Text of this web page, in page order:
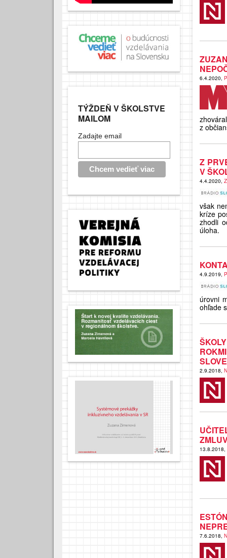
TÝŽDEŇ V ŠKOLSTVE
MAILOM
Zadajte email
6.4.2020,
z
Z
V
4.4.2020,
však
kríze
zhodli
úloha.
4.9.2019,
úrovni
ohľade
2.9.2018,
13.8.2018,
7.6.2018,